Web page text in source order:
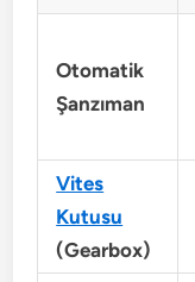
Otomatik
Şanzıman
Vites
Kutusu
(Gearbox)